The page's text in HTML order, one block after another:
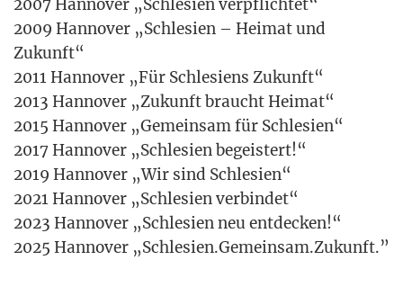
2007 Han­no­ver „Schle­si­en ver­pflich­tet“
2009 Han­no­ver „Schle­si­en – Hei­mat und
Zukunft“
2011 Han­no­ver „Für Schle­si­ens Zukunft“
2013 Han­no­ver „Zukunft braucht Hei­mat“
2015 Han­no­ver „Gemein­sam für Schle­si­en“
2017 Han­no­ver „Schle­si­en begeis­tert!“
2019 Han­no­ver „Wir sind Schle­si­en“
2021 Han­no­ver „Schle­si­en ver­bin­det“
2023 Han­no­ver „Schle­si­en neu ent­de­cken!“
2025 Han­no­ver „Schlesien.Gemeinsam.Zukunft.”